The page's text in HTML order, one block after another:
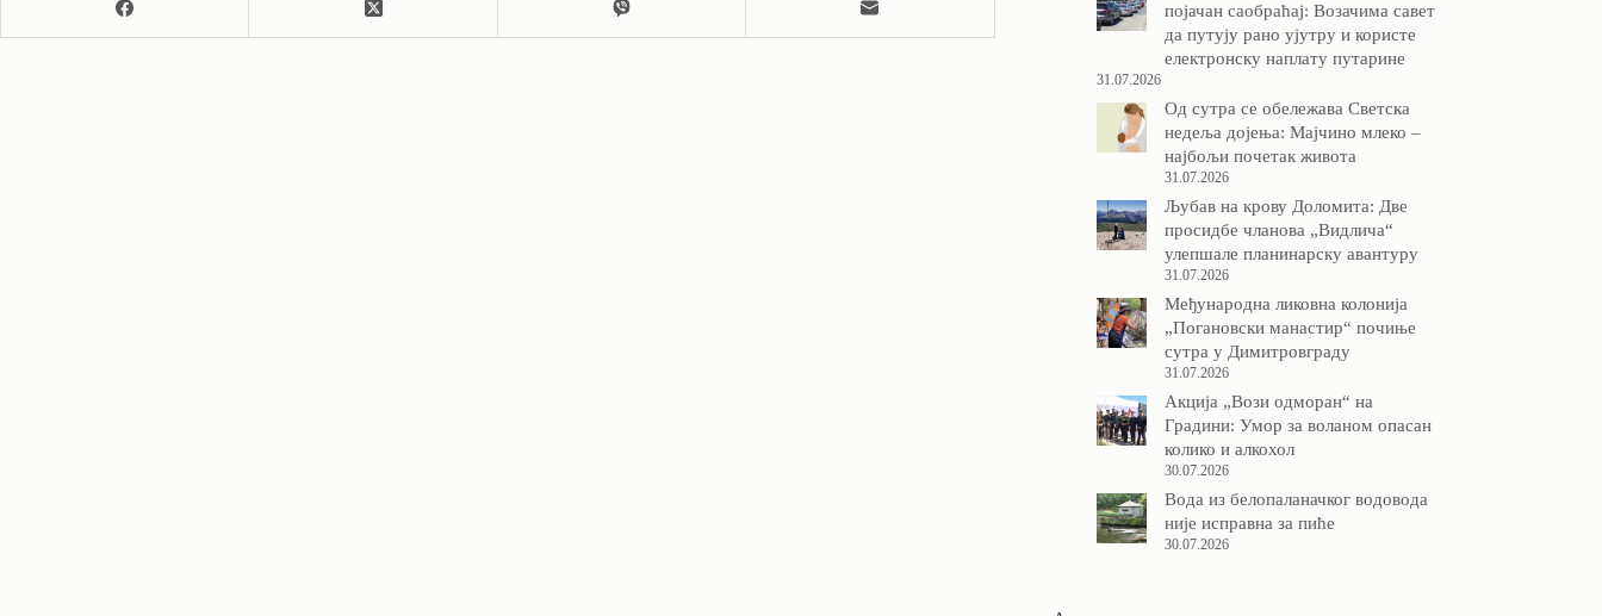
појачан саобраћај: Возачима савет
да путују рано ујутру и користе
електронску наплату путарине
31.07.2026
Од сутра се обележава Светска
недеља дојења: Мајчино млеко –
најбољи почетак живота
31.07.2026
Љубав на крову Доломита: Две
просидбе чланова „Видлича“
улепшале планинарску авантуру
31.07.2026
Међународна ликовна колонија
„Погановски манастир“ почиње
сутра у Димитровграду
31.07.2026
Акција „Вози одморан“ на
Градини: Умор за воланом опасан
колико и алкохол
30.07.2026
Вода из белопаланачког водовода
није исправна за пиће
30.07.2026